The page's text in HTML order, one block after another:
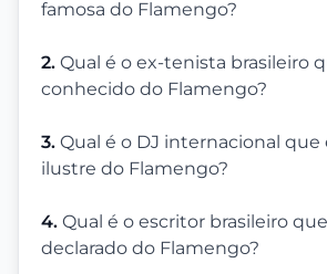
famosa do Flamengo?
2. Qual é o ex-tenista brasileiro
conhecido do Flamengo?
3. Qual é o DJ internacional
ilustre do Flamengo?
4. Qual é o escritor brasileiro
declarado do Flamengo?